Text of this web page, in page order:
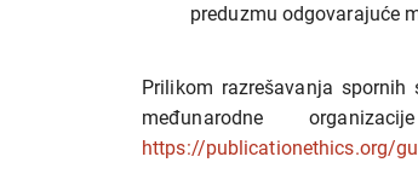
preduzmu odgovarajuće
Prilikom razrešavanja
međunarodne
https://publicationethics.org/